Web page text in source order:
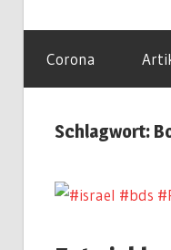
Corona
Schlagwort: